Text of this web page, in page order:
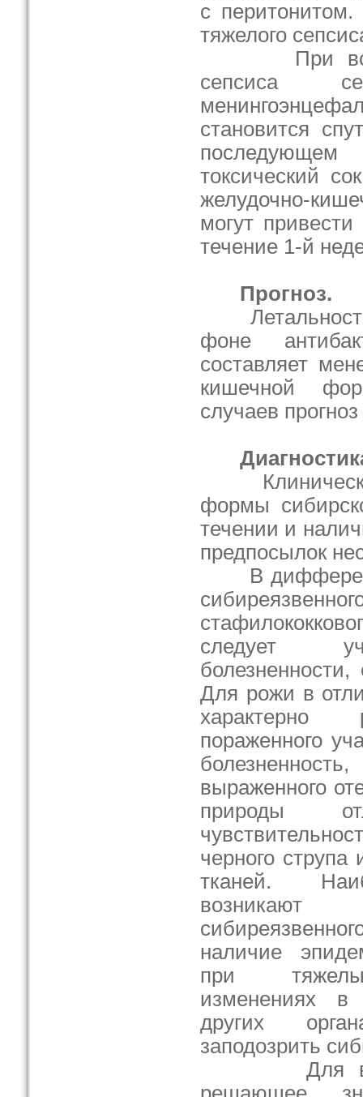
с
тяжелого
При
сепсиса
становится
последующем
токсический
желудочно-
могут
течение 1-й
Прогноз.
фоне
составляет
кишечной
случаев
формы
течении и
предпосылок
В
следует
Для рожи в
характерно
пораженного
выраженного
природы
черного
тканей.
возникают
наличие
при
изменениях в
других
заподозрить
Для